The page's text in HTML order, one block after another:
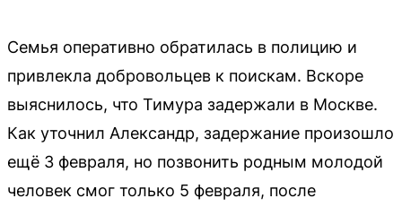
Семья оперативно обратилась в полицию и
привлекла добровольцев к поискам. Вскоре
выяснилось, что Тимура задержали в Москве.
Как уточнил Александр, задержание произошло
ещё 3 февраля, но позвонить родным молодой
человек смог только 5 февраля, после